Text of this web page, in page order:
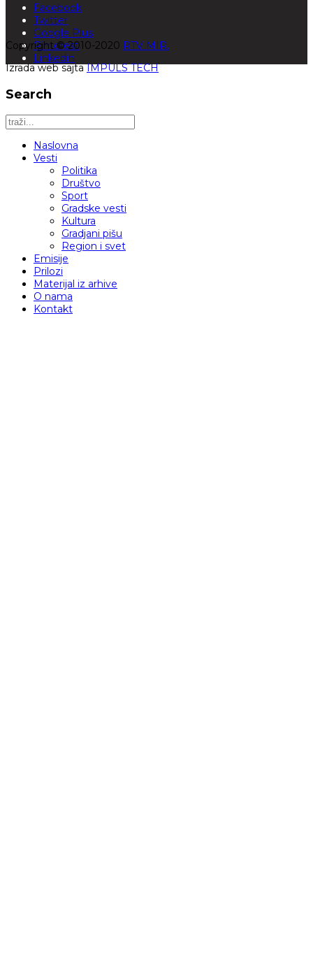
Facebook
Twitter
Google Plus
Pinterest
Linkedin
Copyright © 2010-2020 RTV MIR.
Izrada web sajtaIMPULS TECH
Search
Naslovna
Vesti
Politika
Društvo
Sport
Gradske vesti
Kultura
Gradjani pišu
Region i svet
Emisije
Prilozi
Materijal iz arhive
O nama
Kontakt